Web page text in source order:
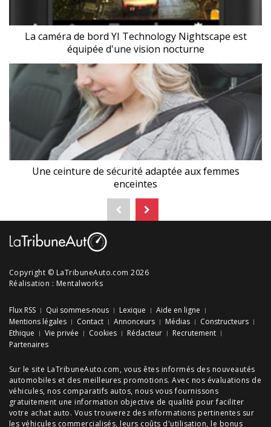
La caméra de bord YI Technology Nightscape est
équipée d'une vision nocturne
Une ceinture de sécurité adaptée aux femmes
enceintes
Copyright © LaTribuneAuto.com 2026
Réalisation : Mentalworks
Flux RSS Qui sommes-nous Lexique
Aide en ligne
Mentions légales
Contact Annonceurs Médias
Constructeurs
Ethique
Vie privée Cookies Rédacteur
Recrutement
Partenaires
Sur le site LaTribuneAuto.com, vous êtes informés des nouveautés
automobiles et des meilleures promotions. Avec nos évaluations de
véhicules, nos comparatifs autos, nous vous fournissons
gratuitement une information objective de qualité pour faciliter
votre achat auto. Vous trouverez des informations pertinentes sur
les véhicules commercialisés, leurs coûts d'utilisation, le bonus